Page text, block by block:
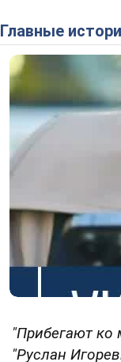
Главные
"Прибегают ко
"Руслан